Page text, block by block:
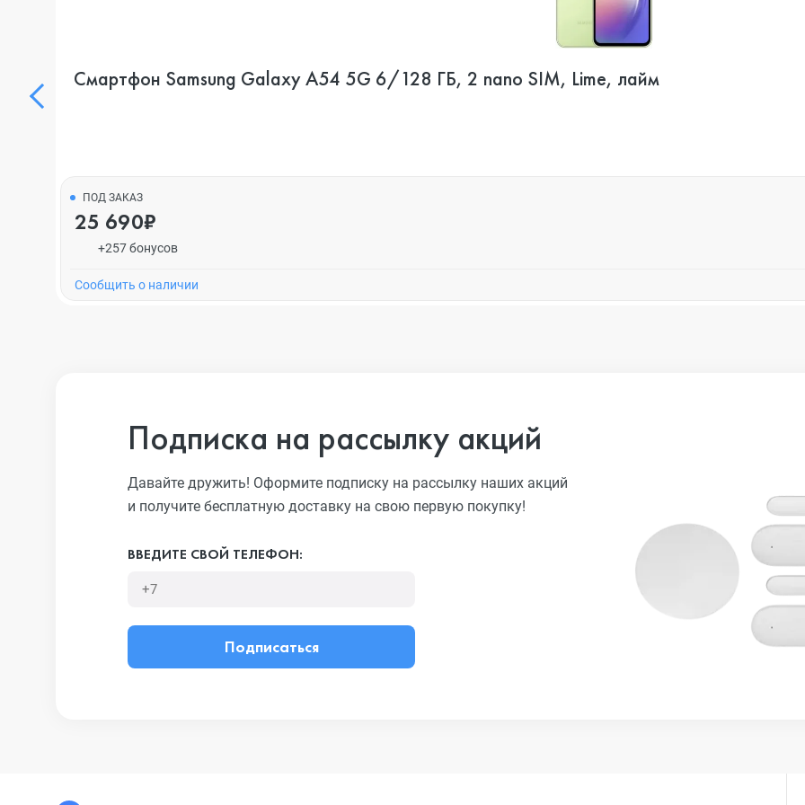
Смартфон Samsung Galaxy A54 5G 6/128 ГБ, 2 nano SIM, Lime, лайм
ПОД ЗАКАЗ
25 690₽
+257 бонусов
Cообщить о наличии
Подписка на рассылку акций
Давайте дружить! Оформите подписку на рассылку наших акций
и получите бесплатную доставку на свою первую покупку!
ВВЕДИТЕ СВОЙ ТЕЛЕФОН:
Подписаться